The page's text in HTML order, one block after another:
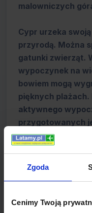
Zgoda
Cenimy Twoją
malowniczych
Cypr urzeka
przyrodą. Można
gatunki zwierząt.
wypoczynek na
bowiem mogą
pięknych plażach.
aktywnego
przygotowanych
między inymi
poszczycić się
natomiast Cypr
stronie tureckiej